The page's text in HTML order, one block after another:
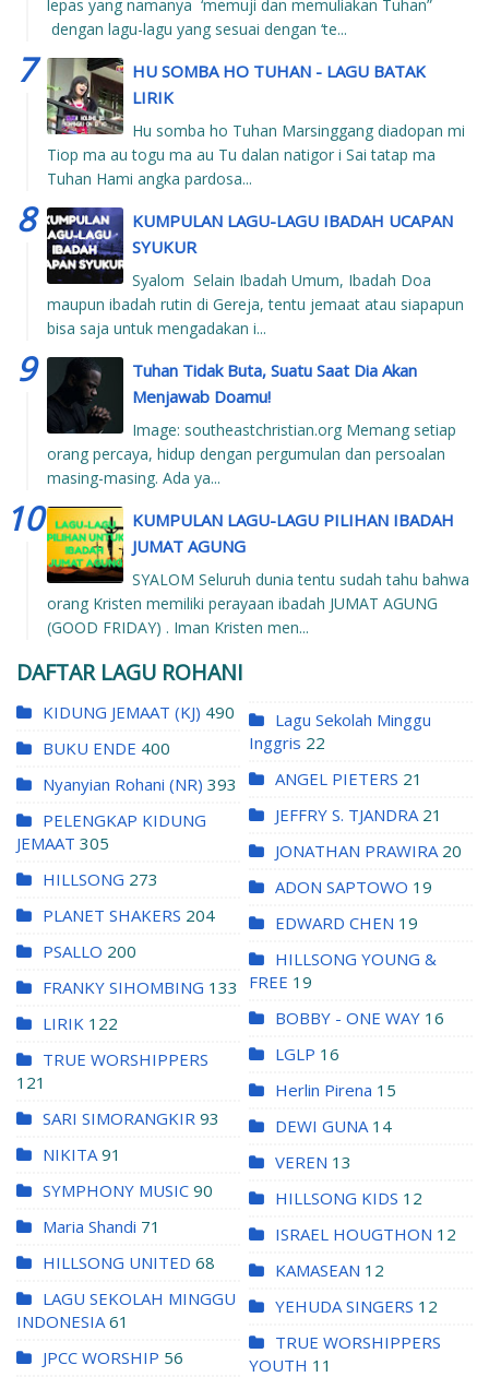
lepas yang namanya ‘memuji dan memuliakan Tuhan”
dengan lagu-lagu yang sesuai dengan ‘te...
HU SOMBA HO TUHAN - LAGU BATAK
LIRIK
Hu somba ho Tuhan Marsinggang diadopan mi
Tiop ma au togu ma au Tu dalan natigor i Sai tatap ma
Tuhan Hami angka pardosa...
KUMPULAN LAGU-LAGU IBADAH UCAPAN
SYUKUR
Syalom Selain Ibadah Umum, Ibadah Doa
maupun ibadah rutin di Gereja, tentu jemaat atau siapapun
bisa saja untuk mengadakan i...
Tuhan Tidak Buta, Suatu Saat Dia Akan
Menjawab Doamu!
Image: southeastchristian.org Memang setiap
orang percaya, hidup dengan pergumulan dan persoalan
masing-masing. Ada ya...
KUMPULAN LAGU-LAGU PILIHAN IBADAH
JUMAT AGUNG
SYALOM Seluruh dunia tentu sudah tahu bahwa
orang Kristen memiliki perayaan ibadah JUMAT AGUNG
(GOOD FRIDAY) . Iman Kristen men...
DAFTAR LAGU ROHANI
KIDUNG JEMAAT (KJ) 490
BUKU ENDE 400
Nyanyian Rohani (NR) 393
PELENGKAP KIDUNG
JEMAAT 305
HILLSONG 273
PLANET SHAKERS 204
PSALLO 200
FRANKY SIHOMBING 133
LIRIK 122
TRUE WORSHIPPERS
121
SARI SIMORANGKIR 93
NIKITA 91
SYMPHONY MUSIC 90
Maria Shandi 71
HILLSONG UNITED 68
LAGU SEKOLAH MINGGU
INDONESIA 61
JPCC WORSHIP 56
Lagu Sekolah Minggu
Inggris 22
ANGEL PIETERS 21
JEFFRY S. TJANDRA 21
JONATHAN PRAWIRA 20
ADON SAPTOWO 19
EDWARD CHEN 19
HILLSONG YOUNG &
FREE 19
BOBBY - ONE WAY 16
LGLP 16
Herlin Pirena 15
DEWI GUNA 14
VEREN 13
HILLSONG KIDS 12
ISRAEL HOUGTHON 12
KAMASEAN 12
YEHUDA SINGERS 12
TRUE WORSHIPPERS
YOUTH 11